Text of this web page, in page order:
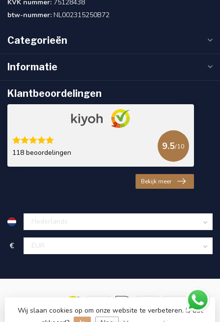
KVK nummer: 75128438
btw-nummer: NL002315250B72
Categorieën
Informatie
Klantbeoordelingen
118 beoordelingen
9.5/10
Bekijk meer
€
Wij slaan cookies op om onze website te verbeteren. Is dat